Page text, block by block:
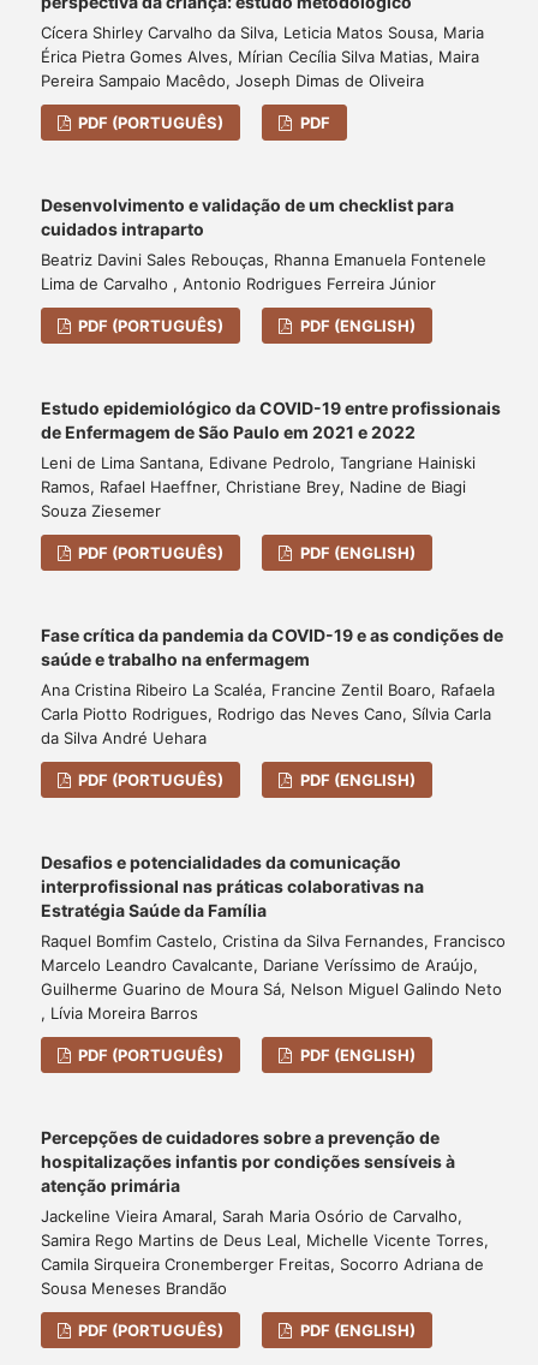
Cícera Shirley Carvalho da Silva, Leticia Matos Sousa, Maria
Érica Pietra Gomes Alves, Mírian Cecília Silva Matias, Maira
Pereira Sampaio Macêdo, Joseph Dimas de Oliveira
PDF (PORTUGUÊS) PDF
Desenvolvimento e validação de um checklist para
cuidados intraparto
Beatriz Davini Sales Rebouças, Rhanna Emanuela Fontenele
Lima de Carvalho , Antonio Rodrigues Ferreira Júnior
PDF (PORTUGUÊS) PDF (ENGLISH)
Estudo epidemiológico da COVID-19 entre profissionais
de Enfermagem de São Paulo em 2021 e 2022
Leni de Lima Santana, Edivane Pedrolo, Tangriane Hainiski
Ramos, Rafael Haeffner, Christiane Brey, Nadine de Biagi
Souza Ziesemer
PDF (PORTUGUÊS) PDF (ENGLISH)
Fase crítica da pandemia da COVID-19 e as condições de
saúde e trabalho na enfermagem
Ana Cristina Ribeiro La Scaléa, Francine Zentil Boaro, Rafaela
Carla Piotto Rodrigues, Rodrigo das Neves Cano, Sílvia Carla
da Silva André Uehara
PDF (PORTUGUÊS) PDF (ENGLISH)
Desafios e potencialidades da comunicação
interprofissional nas práticas colaborativas na
Estratégia Saúde da Família
Raquel Bomfim Castelo, Cristina da Silva Fernandes, Francisco
Marcelo Leandro Cavalcante, Dariane Veríssimo de Araújo,
Guilherme Guarino de Moura Sá, Nelson Miguel Galindo Neto
, Lívia Moreira Barros
PDF (PORTUGUÊS) PDF (ENGLISH)
Percepções de cuidadores sobre a prevenção de
hospitalizações infantis por condições sensíveis à
atenção primária
Jackeline Vieira Amaral, Sarah Maria Osório de Carvalho,
Samira Rego Martins de Deus Leal, Michelle Vicente Torres,
Camila Sirqueira Cronemberger Freitas, Socorro Adriana de
Sousa Meneses Brandão
PDF (PORTUGUÊS) PDF (ENGLISH)